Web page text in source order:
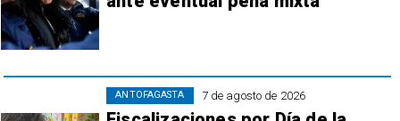
7 de agosto de 2026
ANTOFAGASTA